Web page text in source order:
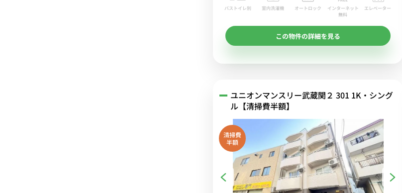
バストイレ別 室内洗濯機 オートロック
インターネット
無料
エレベーター
この物件の詳細を見る
ユニオンマンスリー武蔵関２ 301 1K・シング
ル【清掃費半額】
清掃費
半額